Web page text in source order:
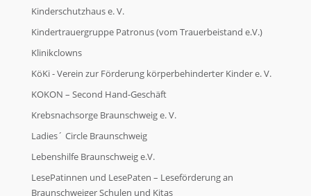
Kinderschutzhaus e. V.
Kindertrauergruppe Patronus (vom Trauerbeistand e.V.)
Klinikclowns
KöKi - Verein zur Förderung körperbehinderter Kinder e. V.
KOKON – Second Hand-Geschäft
Krebsnachsorge Braunschweig e. V.
Ladies´ Circle Braunschweig
Lebenshilfe Braunschweig e.V.
LesePatinnen und LesePaten – Leseförderung an
Braunschweiger Schulen und Kitas